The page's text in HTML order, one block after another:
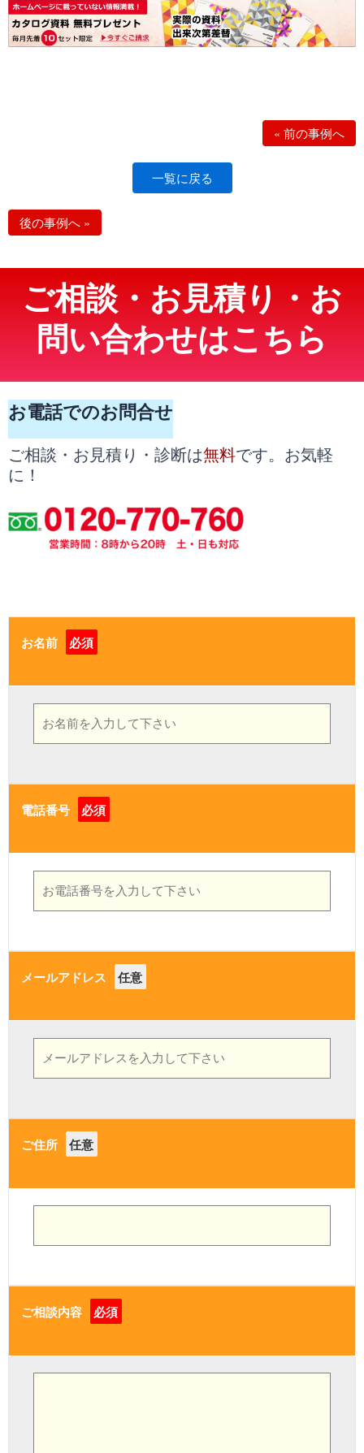
« 前の事例へ
一覧に戻る
後の事例へ »
ご相談・お見積り・お
問い合わせはこちら
お電話でのお問合せ
ご相談・お見積り・診断は無料です。お気軽
に！
お名前 必須
電話番号 必須
メールアドレス 任意
ご住所 任意
ご相談内容 必須